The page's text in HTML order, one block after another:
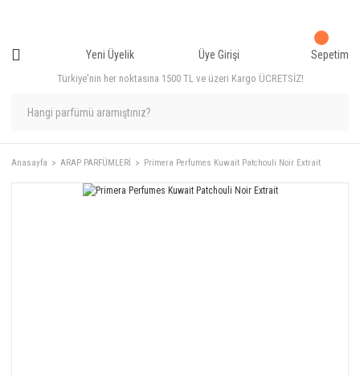
Türkiye'nin her noktasına 1500 TL ve üzeri Kargo ÜCRETSİZ!
Yeni Üyelik Üye Girişi Sepetim
Anasayfa ARAP PARFÜMLERİ Primera Perfumes Kuwait Patchouli Noir Extrait